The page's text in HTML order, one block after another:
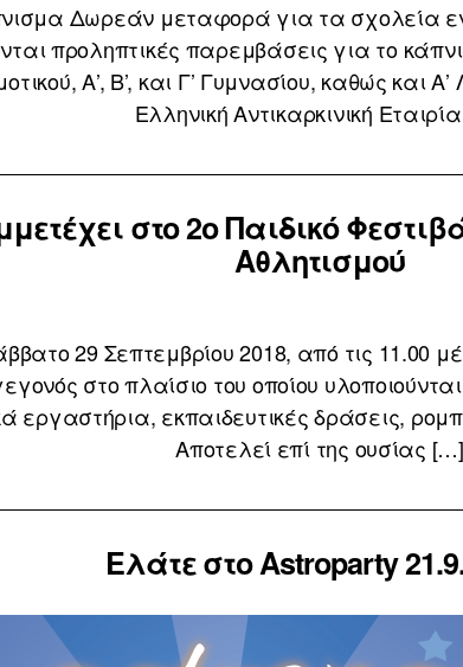
Δωρεάν μεταφορά για τα σχολεία
προληπτικές παρεμβάσεις για το
Α’, Β’, και Γ’ Γυμνασίου, καθώς
Ελληνική Αντικαρκινική
στο 2ο Παιδικό
Αθλητισμού
29 Σεπτεμβρίου 2018, από τις 11.00
στο πλαίσιο του οποίου
εργαστήρια, εκπαιδευτικές δράσεις,
Αποτελεί επί της ουσίας […]
Ελάτε στο Astroparty